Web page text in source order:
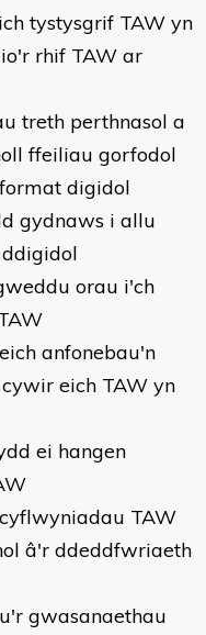
tystysgrif TAW yn
rhif TAW ar
treth perthnasol a
ffeiliau gorfodol
digidol
gydnaws i allu
orau i'ch
anfonebau'n
eich TAW yn
ei hangen
TAW
â'r ddeddfwriaeth
gwasanaethau